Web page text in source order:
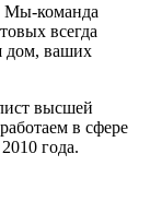
Мы-команда
всегда
дом, ваших
высшей
в сфере
года.